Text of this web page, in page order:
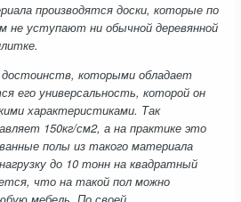
производятся доски, которые по
не уступают ни обычной деревянной
которыми обладает
его универсальность, которой он
характеристиками. Так
150кг/см2, а на практике это
полы из такого материала
до 10 тонн на квадратный
что на такой пол можно